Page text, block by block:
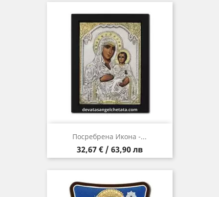
Посребрена Икона -...
Цена
32,67 € / 63,90 лв